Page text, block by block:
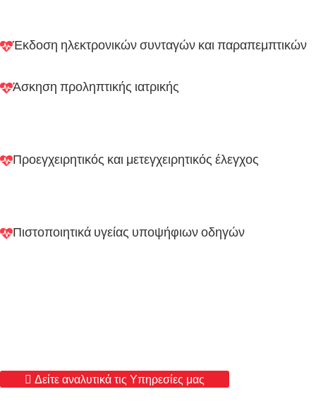
Έκδοση ηλεκτρονικών συνταγών και παραπεμπτικών
Άσκηση προληπτικής ιατρικής
Προεγχειρητικός και μετεγχειρητικός έλεγχος
Πιστοποιητικά υγείας υποψήφιων οδηγών
Δείτε αναλυτικά τις Υπηρεσίες μας